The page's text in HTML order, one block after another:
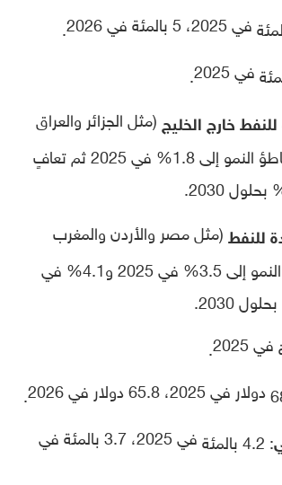
في 2025، 5 بالمئة في 2026 .
في 2025 .
خارج الخليج(مثل الجزائر والعراق
وإيران وليبيا): تباطؤ النمو إلى 1.8% في 2025 ثم تعافٍ
للنفط(مثل مصر والأردن والمغرب
وتونس): تسارع النمو إلى 3.5% في 2025 و4.1% في
في 2025 .
دولار في 2025، 65.8 دولار في 2026 .
: 4.2 بالمئة
في 2025، 3.7 بالمئة في